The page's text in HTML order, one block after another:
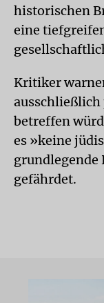
historischen
eine
Kritiker
ausschließlich
betreffen
es »keine
grundlegende
gefährdet.